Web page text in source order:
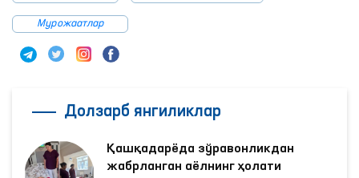
Мурожаатлар
Долзарб янгиликлар
Қашқадарёда зўравонликдан
жабрланган аёлнинг ҳолати